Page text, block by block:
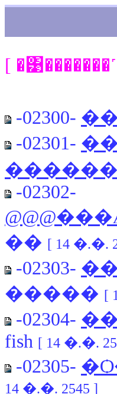
[
-02300-
-02301-
-02302-
�� [ 14 �.�.
-02303-
����� [
-02304-
fish [ 14 �.�.
-02305-
14 �.�. 2545 ]